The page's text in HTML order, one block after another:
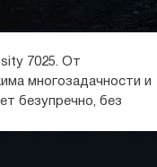
7025. От
многозадачности и
безупречно, без